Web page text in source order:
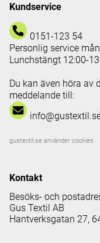
Kundservice
0151-123 54
Personlig service
Lunchstängt 12:00-
Du kan även höra av
meddelande till:
gustextil.se använder cookies
Kontakt
Besöks- och
Gus Textil AB
Hantverksgatan 27,